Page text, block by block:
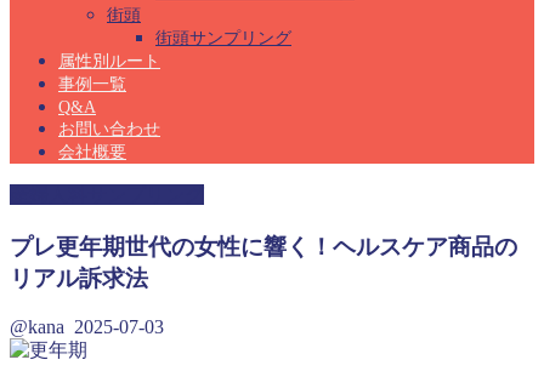
街頭
街頭サンプリング
属性別ルート
事例一覧
Q&A
お問い合わせ
会社概要
プレ更年期世代の女性に響く！ヘルスケア商品の
リアル訴求法
@kana 2025-07-03